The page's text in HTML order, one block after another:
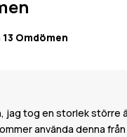
13 Omdömen
jag tog en storlek större
använda denna